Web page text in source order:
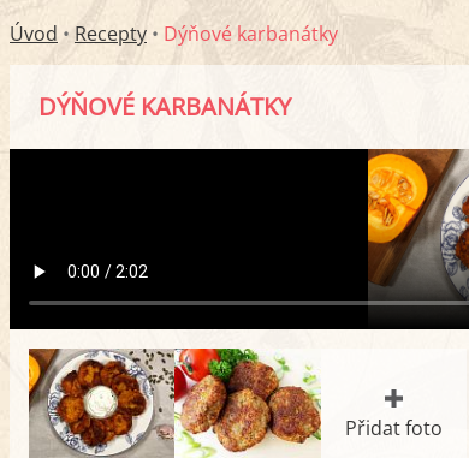
Úvod • Recepty • Dýňové karbanátky
DÝŇOVÉ KARBANÁTKY
Přidat foto